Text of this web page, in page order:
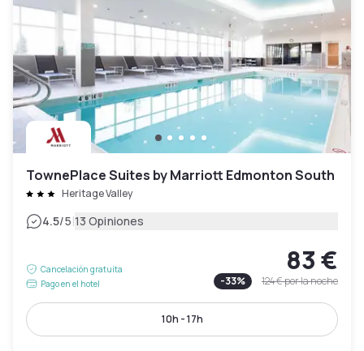
TownePlace Suites by Marriott Edmonton South
Heritage Valley
4.5/5|13 Opiniones
Cancelación gratuita
Pago en el hotel
83 €
-33% 124 €por la noche
10h - 17h